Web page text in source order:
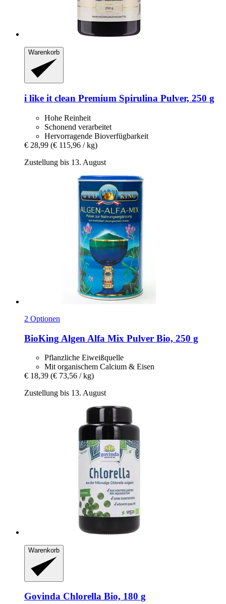
Warenkorb
i like it clean Premium Spirulina Pulver, 250 g
Hohe Reinheit
Schonend verarbeitet
Hervorragende Bioverfügbarkeit
€ 28,99 (€ 115,96 / kg)
Zustellung bis 13. August
2 Optionen
BioKing Algen Alfa Mix Pulver Bio, 250 g
Pflanzliche Eiweißquelle
Mit organischem Calcium & Eisen
€ 18,39 (€ 73,56 / kg)
Zustellung bis 13. August
Warenkorb
Govinda Chlorella Bio, 180 g